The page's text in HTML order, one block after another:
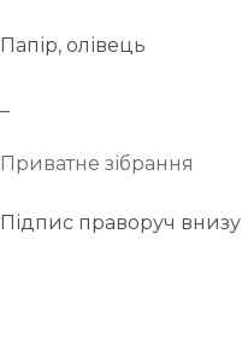
Папір, олівець
Приватне зібрання
Підпис праворуч внизу